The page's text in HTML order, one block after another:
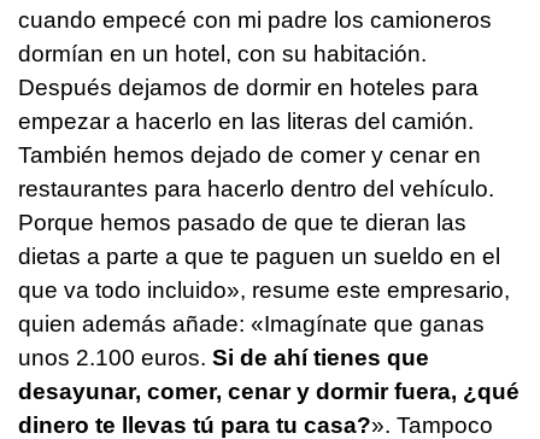
cuando empecé con mi padre los camioneros
dormían en un hotel, con su habitación.
Después dejamos de dormir en hoteles para
empezar a hacerlo en las literas del camión.
También hemos dejado de comer y cenar en
restaurantes para hacerlo dentro del vehículo.
Porque hemos pasado de que te dieran las
dietas a parte a que te paguen un sueldo en el
que va todo incluido», resume este empresario,
quien además añade: «Imagínate que ganas
unos 2.100 euros. Si de ahí tienes que
desayunar, comer, cenar y dormir fuera, ¿qué
dinero te llevas tú para tu casa?». Tampoco